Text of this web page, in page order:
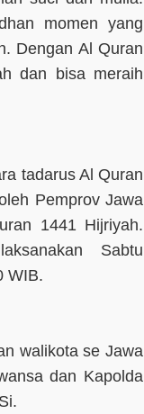
momen yang
Dengan Al Quran
dan bisa meraih
tadarus Al Quran
Pemprov Jawa
1441 Hijriyah.
Sabtu
WIB.
walikota se Jawa
dan Kapolda